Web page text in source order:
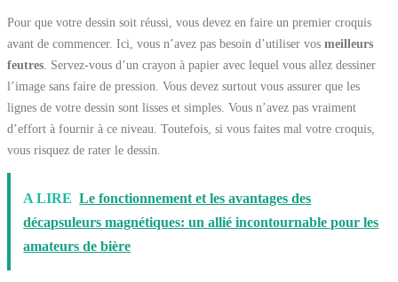
Pour que votre dessin soit réussi, vous devez en faire un premier croquis
avant de commencer. Ici, vous n’avez pas besoin d’utiliser vos meilleurs
feutres . Servez-vous d’un crayon à papier avec lequel vous allez dessiner
l’image sans faire de pression. Vous devez surtout vous assurer que les
lignes de votre dessin sont lisses et simples. Vous n’avez pas vraiment
d’effort à fournir à ce niveau. Toutefois, si vous faites mal votre croquis,
vous risquez de rater le dessin.
A LIRE Le fonctionnement et les avantages des
décapsuleurs magnétiques: un allié incontournable pour les
amateurs de bière